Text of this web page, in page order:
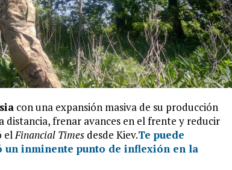
con una expansión masiva de su producción
distancia, frenar avances en el frente y reducir
elFinancial Times desde Kiev.Te puede
inminente punto de inflexión en la